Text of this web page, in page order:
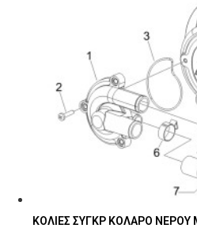
ΚΟΛΙΕΣ ΣΥΓΚΡ ΚΟΛΑΡΟ ΝΕΡΟΥ